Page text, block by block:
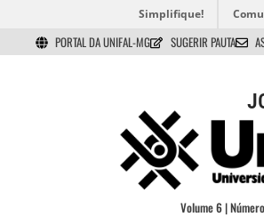
Simplifique!
PORTAL DA UNIFAL-MG SUGERIR PAUTA
Volume 6 |